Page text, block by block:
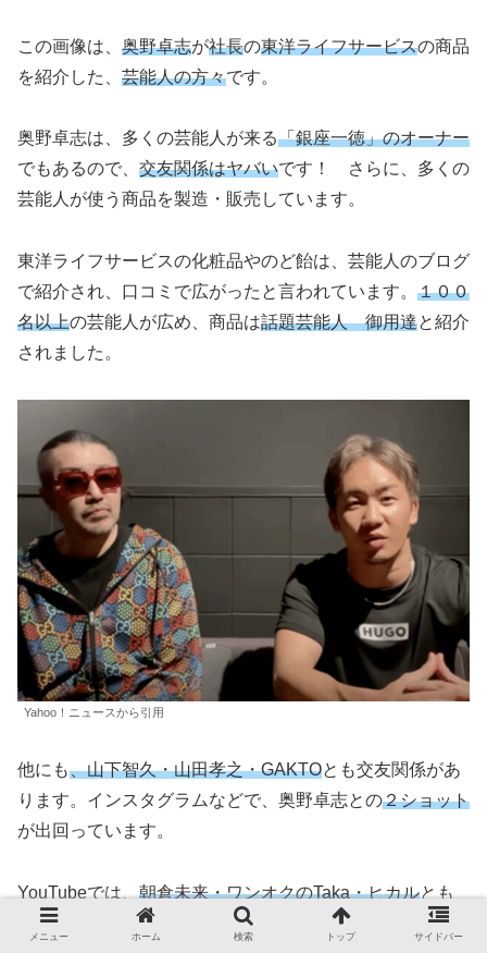
この画像は、 奥野卓志が社長の東洋ライフサービスの商品
を紹介した、 芸能人の方々です。
奥野卓志は、多くの芸能人が来る「銀座一徳」のオーナー
でもあるので、 交友関係はヤバいです！ さらに、多くの
芸能人が使う商品を製造・販売しています。
東洋ライフサービスの化粧品やのど飴は、芸能人のブログ
で紹介され、口コミで広がったと言われています。 １００
名以上の芸能人が広め、商品は話題芸能人 御用達と紹介
されました。
Yahoo！ニュースから引用
他にも、山下智久・山田孝之・GAKTOとも交友関係があ
ります。インスタグラムなどで、奥野卓志との２ショット
が出回っています。
YouTubeでは、朝倉未来・ワンオクのTaka・ヒカルとも
コラボしており、奥野卓志自身が、
若い世代
注目を
メニュー ホーム 検索 トップ サイドバー